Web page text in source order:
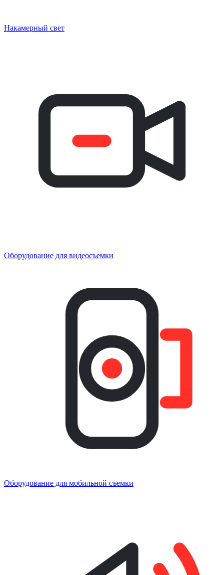
Накамерный свет
Оборудование для видеосъемки
Оборудование для мобильной съемки